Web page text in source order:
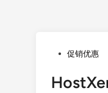
Posted促销优惠